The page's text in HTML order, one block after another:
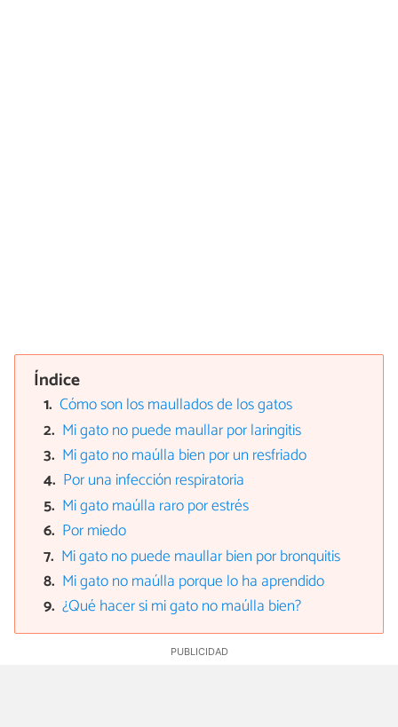
Índice
Cómo son los maullados de los gatos
Mi gato no puede maullar por laringitis
Mi gato no maúlla bien por un resfriado
Por una infección respiratoria
Mi gato maúlla raro por estrés
Por miedo
Mi gato no puede maullar bien por bronquitis
Mi gato no maúlla porque lo ha aprendido
¿Qué hacer si mi gato no maúlla bien?